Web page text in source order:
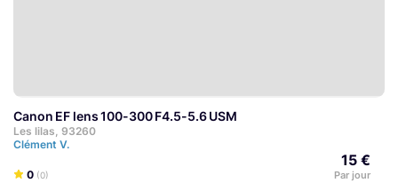
Canon EF lens 100-300 F4.5-5.6 USM
Les lilas, 93260
Clément V.
0 (0)
15 €
Par jour